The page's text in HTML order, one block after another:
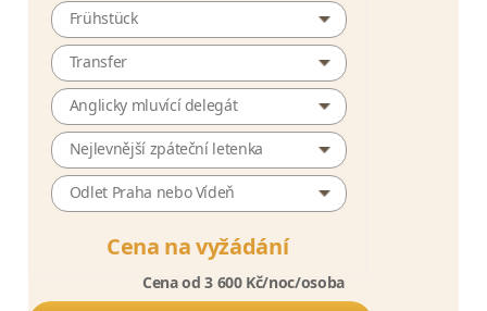
Frühstück
Transfer
Anglicky mluvící delegát
Nejlevnější zpáteční letenka
Odlet Praha nebo Vídeň
Cena na vyžádání
Cena od 3 600 Kč/noc/osoba